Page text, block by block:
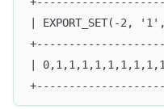
|
|